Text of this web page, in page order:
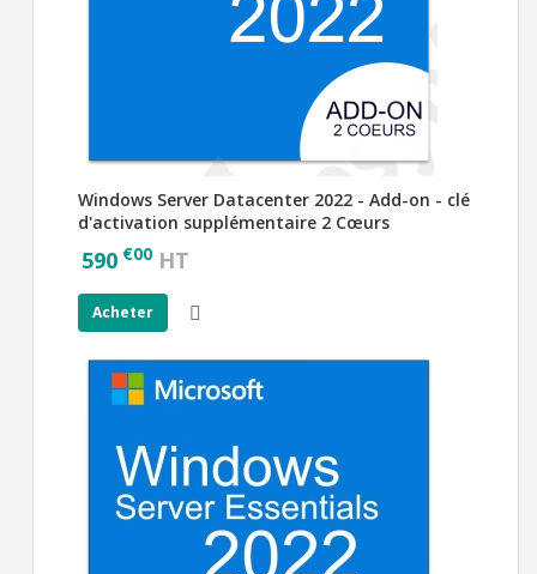
Windows Server Datacenter 2022 - Add-on - clé
d'activation supplémentaire 2 Cœurs
590 €00 HT
Acheter